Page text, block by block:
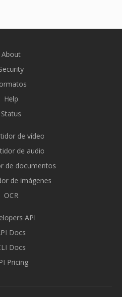
About
Help
Status
de vídeo
de audio
de documentos
de imágenes
OCR
API
Docs
Docs
Pricing